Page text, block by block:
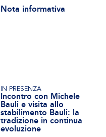
Nota informativa
IN PRESENZA
Incontro con Michele
Bauli e visita allo
stabilimento Bauli: la
tradizione in continua
evoluzione